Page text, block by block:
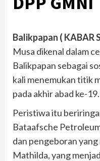
Balikpapan ( KABAR
Musa dikenal dalam
Balikpapan sebagai
kali menemukan titik
pada akhir abad ke-19.
Peristiwa itu
Bataafsche
dan pengeboran
Mathilda, yang